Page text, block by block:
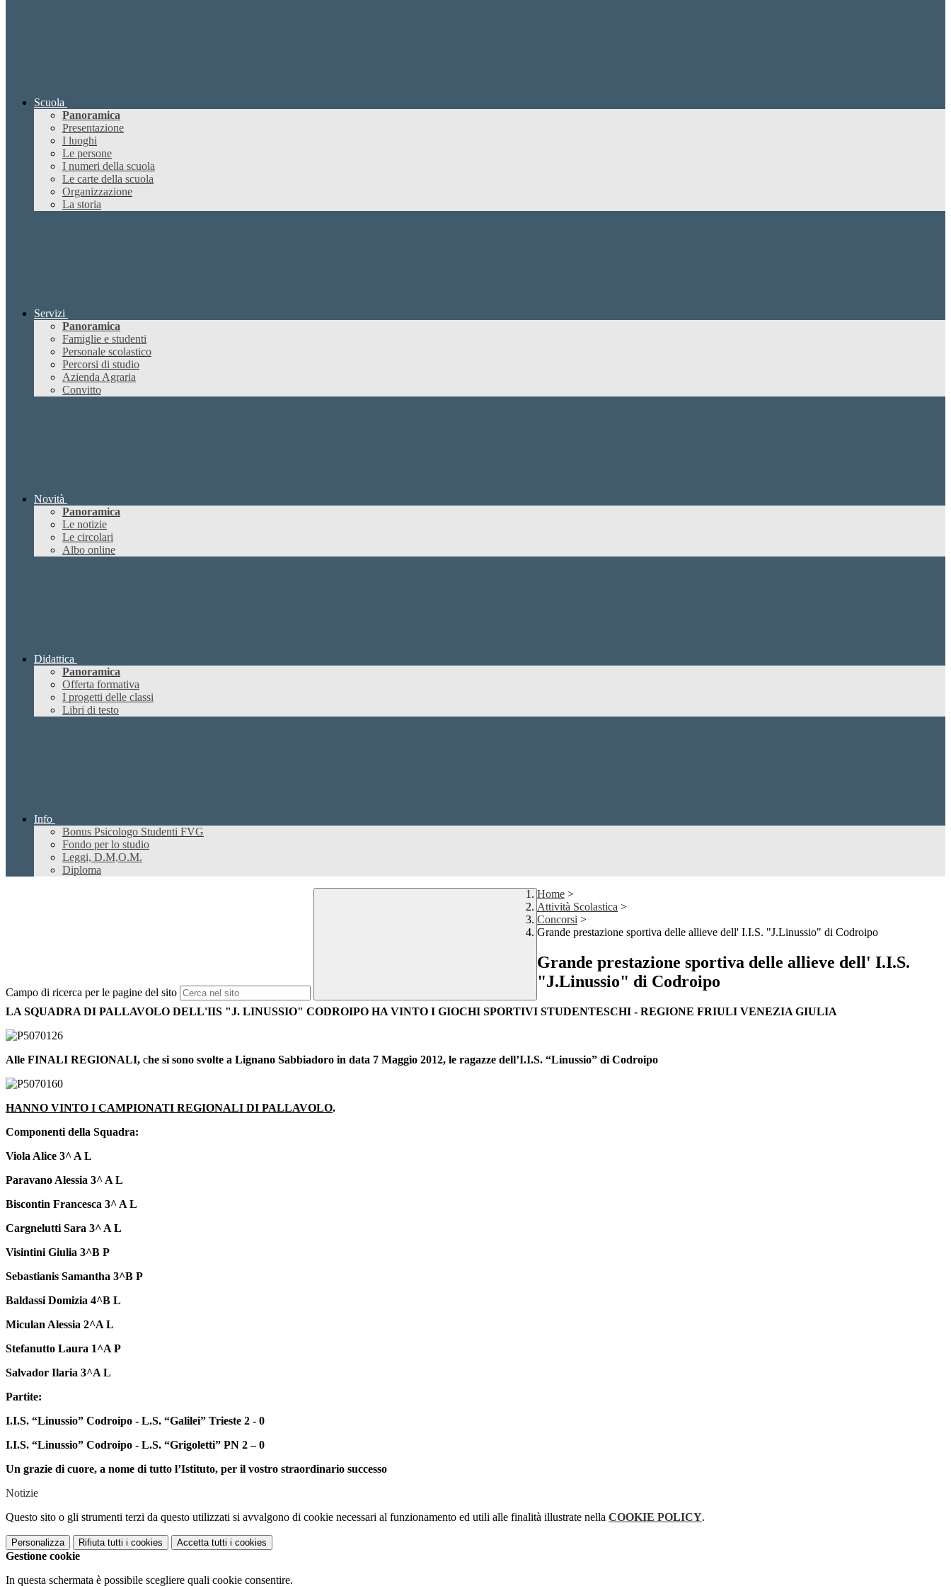
Scuola
Panoramica
Presentazione
I luoghi
Le persone
I numeri della scuola
Le carte della scuola
Organizzazione
La storia
Servizi
Panoramica
Famiglie e studenti
Personale scolastico
Percorsi di studio
Azienda Agraria
Convitto
Novità
Panoramica
Le notizie
Le circolari
Albo online
Didattica
Panoramica
Offerta formativa
I progetti delle classi
Libri di testo
Info
Bonus Psicologo Studenti FVG
Fondo per lo studio
Leggi, D.M,O.M.
Diploma
Campo di ricerca per le pagine del sito
Home >
Attività Scolastica >
Concorsi >
Grande prestazione sportiva delle allieve dell' I.I.S. "J.Linussio" di Codroipo
Grande prestazione sportiva delle allieve dell' I.I.S.
"J.Linussio" di Codroipo
LA SQUADRA DI PALLAVOLO DELL'IIS "J. LINUSSIO" CODROIPO HA VINTO I GIOCHI SPORTIVI STUDENTESCHI - REGIONE FRIULI VENEZIA GIULIA
Alle FINALI REGIONALI, che si sono svolte a Lignano Sabbiadoro in data 7 Maggio 2012, le ragazze dell’I.I.S. “Linussio” di Codroipo
HANNO VINTO I CAMPIONATI REGIONALI DI PALLAVOLO.
Componenti della Squadra:
Viola Alice 3^ A L
Paravano Alessia 3^ A L
Biscontin Francesca 3^ A L
Cargnelutti Sara 3^ A L
Visintini Giulia 3^B P
Sebastianis Samantha 3^B P
Baldassi Domizia 4^B L
Miculan Alessia 2^A L
Stefanutto Laura 1^A P
Salvador Ilaria 3^A L
Partite:
I.I.S. “Linussio” Codroipo - L.S. “Galilei” Trieste 2 - 0
I.I.S. “Linussio” Codroipo - L.S. “Grigoletti” PN 2 – 0
Un grazie di cuore, a nome di tutto l’Istituto, per il vostro straordinario successo
Notizie
Questo sito o gli strumenti terzi da questo utilizzati si avvalgono di cookie necessari al funzionamento ed utili alle finalità illustrate nella COOKIE POLICY.
Personalizza Rifiuta tutti i cookies Accetta tutti i cookies
Gestione cookie
In questa schermata è possibile scegliere quali cookie consentire.